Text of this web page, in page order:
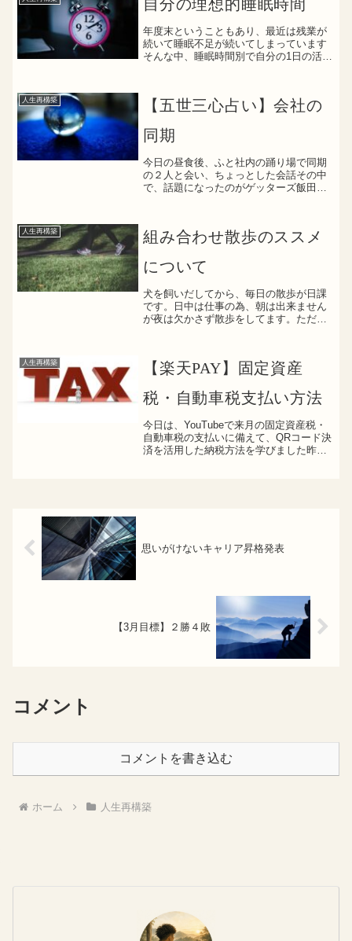
自分の理想的睡眠時間
年度末ということもあり、最近は残業が
続いて睡眠不足が続いてしまっています
そんな中、睡眠時間別で自分の1日の活動
時間睡眠だと、どうして...
人生再構築
【五世三心占い】会社の
同期
今日の昼食後、ふと社内の踊り場で同期
の２人と会い、ちょっとした会話その中
で、話題になったのがゲッターズ飯田さ
ず、今年に入って一番テンシ...
人生再構築
組み合わせ散歩のススメ
について
犬を飼いだしてから、毎日の散歩が日課
です。日中は仕事の為、朝は出来ません
が夜は欠かさず散歩をしてます。ただ、
Youtube散歩 × 腹筋...
人生再構築
【楽天PAY】固定資産
税・自動車税支払い方法
今日は、YouTubeで来月の固定資産税・
自動車税の支払いに備えて、QRコード決
済を活用した納税方法を学びました昨年
思いがけないキャリア昇格発表
【3月目標】２勝４敗
コメント
コメントを書き込む
ホーム 人生再構築